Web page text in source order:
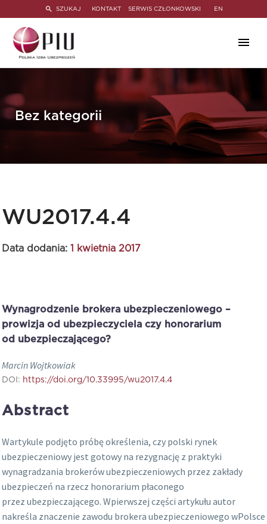
SZUKAJ KONTAKT SERWIS CZŁONKOWSKI EN
Bez kategorii
WU2017.4.4
Data dodania: 1 kwietnia 2017
Wynagrodzenie brokera ubezpieczeniowego –
prowizja od ubezpieczyciela czy honorarium
od ubezpieczającego?
Marcin Wojtkowiak
DOI: https://doi.org/10.33995/wu2017.4.4
Abstract
Wartykule podjęto próbę określenia, czy polski rynek
ubezpieczeniowy jest gotowy na rezygnację z praktyki
wynagradzania brokerów ubezpieczeniowych przez zakłady
ubezpieczeń na rzecz honorarium płaconego
przez ubezpieczającego. Wpierwszej części artykułu autor
nakreśla znaczenie zawodu brokera ubezpieczeniowego wPolsce